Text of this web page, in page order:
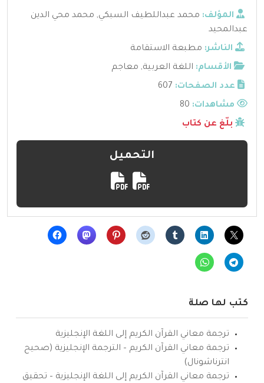
المؤلف: محمد عبداللطيف السبكي, محمد محي الدين
عبدالمحيد
الناشر: مطبعة الاستقامة
الأقسام: اللغة العربية, معاجم
عدد الصفحات: 607
مشاهدات:
بلّغ عن كتاب
التحميل
كتب لها صلة
ترجمة معاني القرآن الكريم إلى اللغة الإنجليزية
ترجمة معاني القرآن الكريم – الترجمة الإنجليزية (صحيح
انترناشونال)
ترجمة معاني القرآن الكريم إلى اللغة الإنجليزية – تحقيق